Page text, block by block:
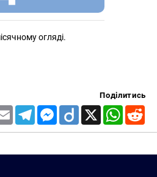
огляді.
Поділитись
Email TelegramMessenger
Diigo X WhatsApp